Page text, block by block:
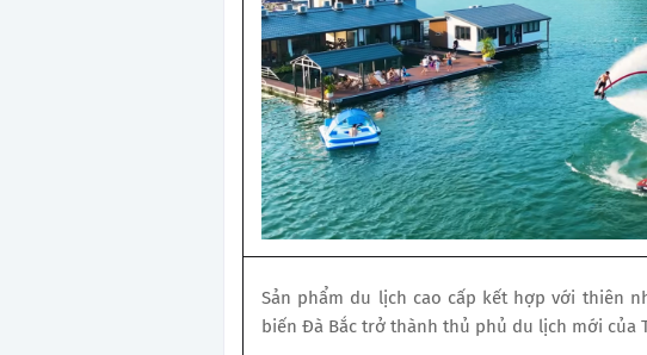
Sản phẩm du lịch cao cấp kết hợp với thiên
biến Đà Bắc trở thành thủ phủ du lịch mới của